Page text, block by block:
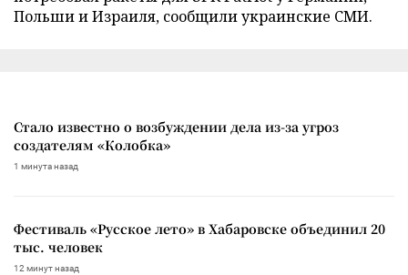
Польши и Израиля, сообщили украинские СМИ.
Стало известно о возбуждении дела из-за угроз
создателям «Колобка»
1 минута назад
Фестиваль «Русское лето» в Хабаровске объединил 20
тыс. человек
12 минут назад